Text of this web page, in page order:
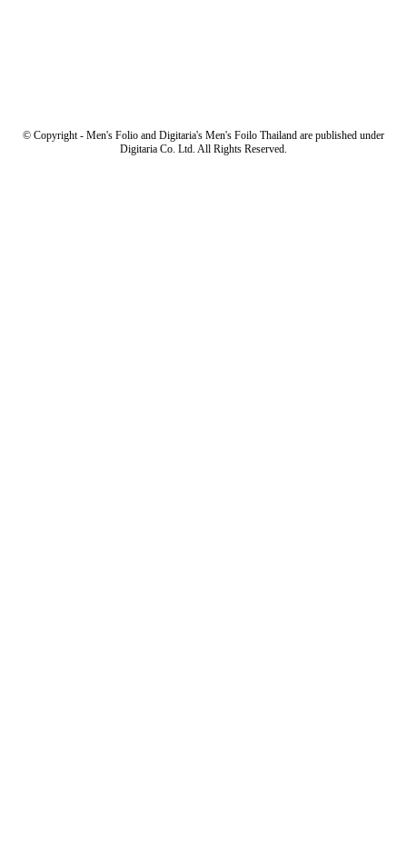
© Copyright - Men's Folio and Digitaria's Men's Foilo Thailand are published under
Digitaria Co. Ltd. All Rights Reserved.